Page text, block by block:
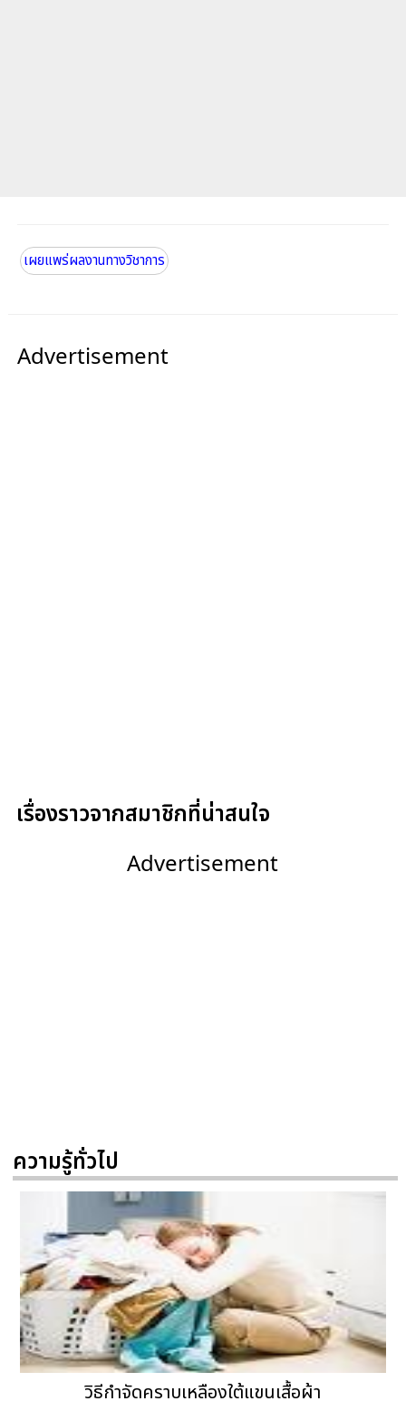
เผยแพร่ผลงานทางวิชาการ
Advertisement
เรื่องราวจากสมาชิกที่น่าสนใจ
Advertisement
ความรู้ทั่วไป
วิธีกำจัดคราบเหลืองใต้แขนเสื้อผ้า